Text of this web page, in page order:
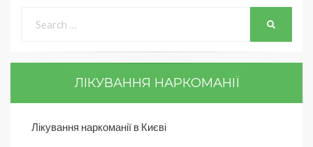
ЛІКУВАННЯ НАРКОМАНІЇ
Лікування наркоманії в Києві